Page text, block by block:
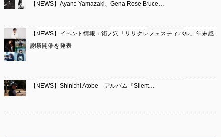
【NEWS】Ayane Yamazaki、Gena Rose Bruce…
【NEWS】イベント情報：術ノ穴「ササクレフェスティバル」年末感
謝祭開催を発表
【NEWS】Shinichi Atobe アルバム『Silent…